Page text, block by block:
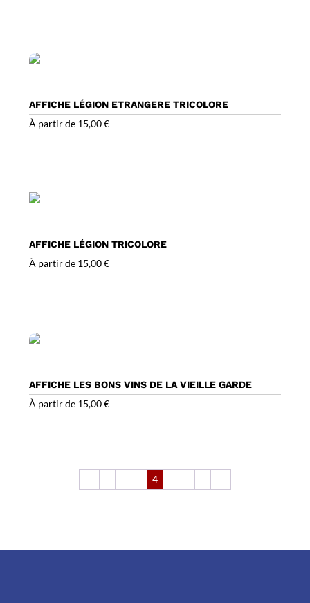
AFFICHE LÉGION ETRANGERE TRICOLORE
À partir de 15,00€
AFFICHE LÉGION TRICOLORE
À partir de 15,00€
AFFICHE LES BONS VINS DE LA VIEILLE GARDE
À partir de 15,00€
4